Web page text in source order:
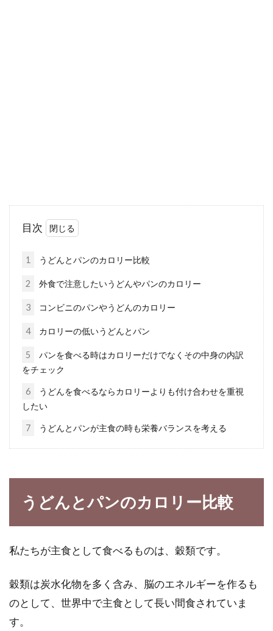
一覧表から健康を考える！
は多いですよね。お誕生日やクリスマスなど、
ミンc量はどのくらい？
オレンジジュース1杯にビタミンc量はどの位入
っているのでしょうか？今回はビタミンcの驚く
カロリーは意外に低い？！ラーメン
目次
1 うどんとパンのカロリー比較
2 外食で注意したいうどんやパンのカロリー
3 コンビニのパンやうどんのカロリー
4 カロリーの低いうどんとパン
5
パンを食べる時はカロリーだけでなくその中身の内訳
をチェック
6
うどんを食べるならカロリーよりも付け合わせを重視
したい
7 うどんとパンが主食の時も栄養バランスを考える
うどんとパンのカロリー比較
私たちが主食として食べるものは、穀類です。
穀類は炭水化物を多く含み、脳のエネルギーを作るも
のとして、世界中で主食として長い間食されていま
す。